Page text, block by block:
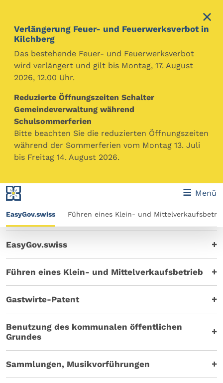
Verlängerung Feuer- und Feuerwerksverbot in
Kilchberg
Das bestehende Feuer- und Feuerwerksverbot
wird verlängert und gilt bis Montag, 17. August
2026, 12.00 Uhr.
Reduzierte Öffnungszeiten Schalter
Gemeindeverwaltung während
Schulsommerferien
Bitte beachten Sie die reduzierten Öffnungszeiten
während der Sommerferien vom Montag 13. Juli
bis Freitag 14. August 2026.
Menü
Gemeinde Kilchberg
Bewilligungen, Konzessionen, Patente für Unternehmen
Die Gemeinde Kilchberg möchte Unternehmen helfen,
ihre notwendigen Behördengänge so unkompliziert
und effizient wie möglich abzuwickeln, auch mit Hilfe
von digitalisierten Prozessen und Plattformen wie
Inhaltsverzeichnis
EasyGov.swiss Führen eines Klein- und
EasyGov.swiss
Führen eines Klein- und Mittelverkaufsbetrieb
Gastwirte-Patent
Benutzung des kommunalen öffentlichen
Grundes
Sammlungen, Musikvorführungen